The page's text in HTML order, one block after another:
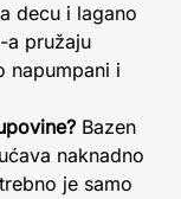
decu i lagano
a pružaju
napumpani i
Bazen
naknadno
je samo